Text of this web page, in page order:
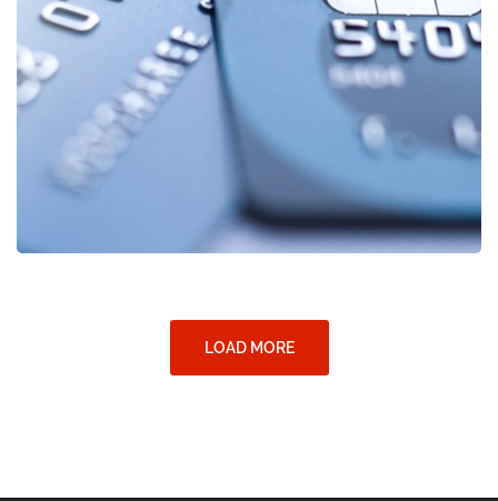
Fund Management
FINANCE
LOAD MORE